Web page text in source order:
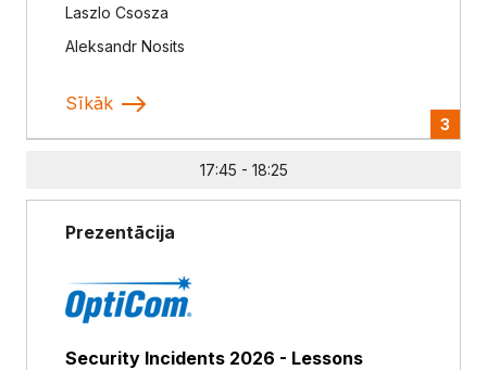
Laszlo Csosza
Aleksandr Nosits
Sīkāk
3
17:45 - 18:25
Prezentācija
Security Incidents 2026 - Lessons